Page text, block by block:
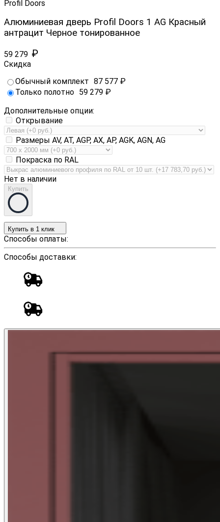
Profil Doors
Алюминиевая дверь Profil Doors 1 AG Красный
антрацит Черное тонированное
59 279 ₽
Скидка
Обычный комплект 87 577 ₽
Только полотно 59 279 ₽
Дополнительные опции:
Открывание
Размеры AV, AT, AGP, AX, AP, AGK, AGN, AG
Покраска по RAL
Нет в наличии
Купить
Купить в 1 клик
Способы оплаты:
Способы доставки: